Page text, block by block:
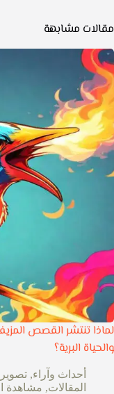
مقالات مشابهة
لماذا تنتشر القصص
والحياة البرية؟
أحداث وآراء, تصوير
المقالات, مشاهدة